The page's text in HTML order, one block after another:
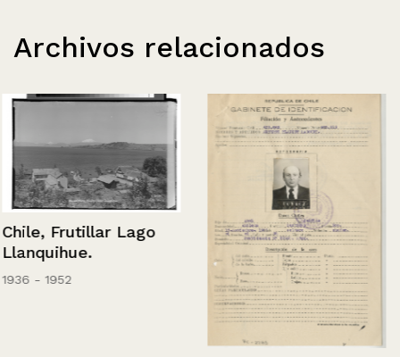
Archivos relacionados
Chile, Frutillar Lago
Llanquihue.
1936 - 1952